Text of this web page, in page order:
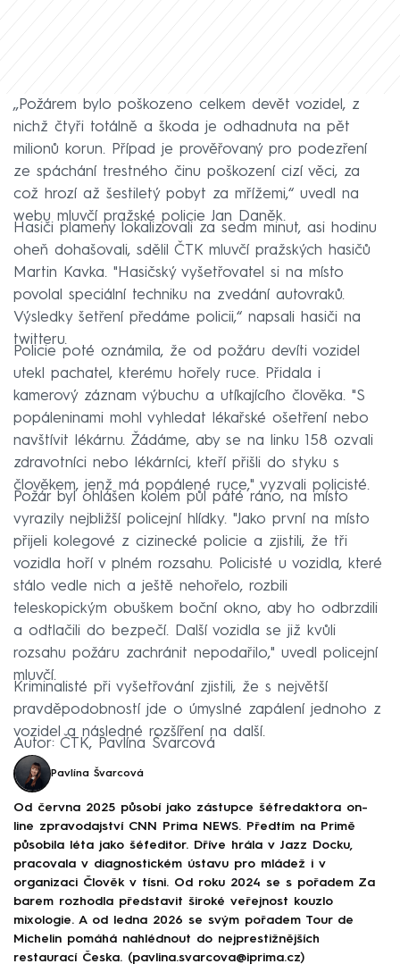
‚‚Požárem bylo poškozeno celkem devět vozidel, z
nichž čtyři totálně a škoda je odhadnuta na pět
milionů korun. Případ je prověřovaný pro podezření
ze spáchání trestného činu poškození cizí věci, za
což hrozí až šestiletý pobyt za mřížemi,“ uvedl na
webu mluvčí pražské policie Jan Daněk.
Hasiči plameny lokalizovali za sedm minut, asi hodinu
oheň dohašovali, sdělil ČTK mluvčí pražských hasičů
Martin Kavka. "Hasičský vyšetřovatel si na místo
povolal speciální techniku na zvedání autovraků.
Výsledky šetření předáme policii,“ napsali hasiči na
twitteru.
Policie poté oznámila, že od požáru devíti vozidel
utekl pachatel, kterému hořely ruce. Přidala i
kamerový záznam výbuchu a utíkajícího člověka. "S
popáleninami mohl vyhledat lékařské ošetření nebo
navštívit lékárnu. Žádáme, aby se na linku 158 ozvali
zdravotníci nebo lékárníci, kteří přišli do styku s
člověkem, jenž má popálené ruce," vyzvali policisté.
Požár byl ohlášen kolem půl páté ráno, na místo
vyrazily nejbližší policejní hlídky. "Jako první na místo
přijeli kolegové z cizinecké policie a zjistili, že tři
vozidla hoří v plném rozsahu. Policisté u vozidla, které
stálo vedle nich a ještě nehořelo, rozbili
teleskopickým obuškem boční okno, aby ho odbrzdili
a odtlačili do bezpečí. Další vozidla se již kvůli
rozsahu požáru zachránit nepodařilo," uvedl policejní
mluvčí.
Kriminalisté při vyšetřování zjistili, že s největší
pravděpodobností jde o úmyslné zapálení jednoho z
vozidel a následné rozšíření na další.
Autor: ČTK, Pavlína Švarcová
Pavlína Švarcová
Od června 2025 působí jako zástupce šéfredaktora on-
line zpravodajství CNN Prima NEWS. Předtím na Primě
působila léta jako šéfeditor. Dříve hrála v Jazz Docku,
pracovala v diagnostickém ústavu pro mládež i v
organizaci Člověk v tísni. Od roku 2024 se s pořadem Za
barem rozhodla představit široké veřejnost kouzlo
mixologie. A od ledna 2026 se svým pořadem Tour de
Michelin pomáhá nahlédnout do nejprestižnějších
restaurací Česka. (pavlina.svarcova@iprima.cz)